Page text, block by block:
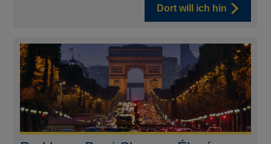
Dort will ich hin